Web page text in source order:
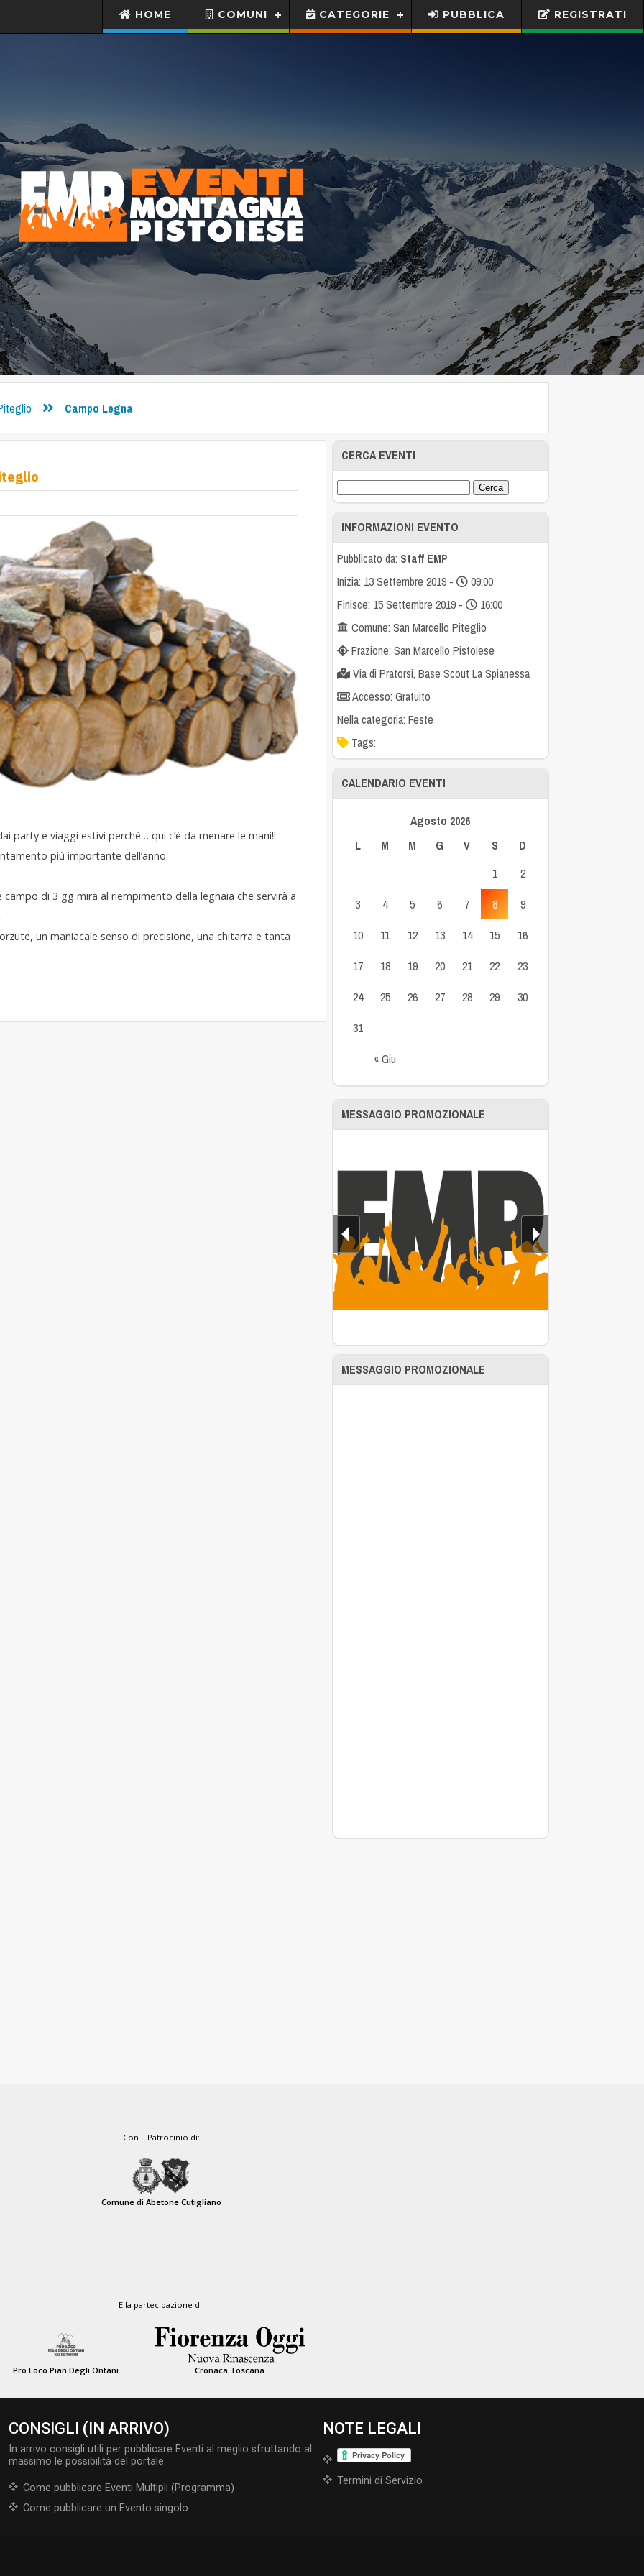
HOME COMUNI CATEGORIE PUBBLICA REGISTRATI
Campo Legna
party e viaggi estivi perché… qui c’è da menare le mani!!
più importante dell’anno:
di 3 gg mira al riempimento della legnaia che servirà a
un maniacale senso di precisione, una chitarra e tanta
CERCA EVENTI
INFORMAZIONI EVENTO
Pubblicato da: Staff EMP
Inizia: 13 Settembre 2019 -
09:00
Finisce: 15 Settembre 2019 -
16:00
Comune: San Marcello Piteglio
Frazione: San Marcello Pistoiese
Via di Pratorsi, Base Scout La Spianessa
Accesso: Gratuito
Nella categoria:Feste
Tags:
CALENDARIO EVENTI
Agosto 2026
L
M M G V S D
« Giu
1
2
3
4 5 6 7 8
9
10
11 12 13 14 15
16
17
18 19 20 21 22
23
24
25 26 27 28 29
30
31
MESSAGGIO PROMOZIONALE
MESSAGGIO PROMOZIONALE
Con il Patrocinio di:
Comune di Abetone Cutigliano
E la partecipazione di:
Pro Loco Pian Degli Ontani Cronaca Toscana
CONSIGLI (IN ARRIVO)
In arrivo consigli utili per pubblicare Eventi al meglio sfruttando al
massimo le possibilità del portale.
Come pubblicare Eventi Multipli (Programma)
Come pubblicare un Evento singolo
NOTE LEGALI
Termini di Servizio